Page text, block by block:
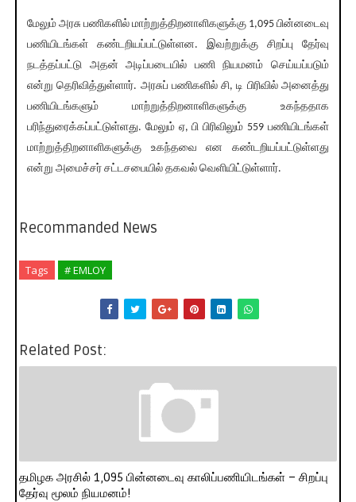
மேலும் அரசு பணிகளில் மாற்றுத்திறனாளிகளுக்கு 1,095 பின்னடைவு
பணியிடங்கள் கண்டறியப்பட்டுள்ளன. இவற்றுக்கு சிறப்பு தேர்வு
நடத்தப்பட்டு அதன் அடிப்படையில் பணி நியமனம் செய்யப்படும்
என்று தெரிவித்துள்ளார். அரசுப் பணிகளில் சி, டி பிரிவில் அனைத்து
பணியிடங்களும் மாற்றுத்திறனாளிகளுக்கு உகந்ததாக
பரிந்துரைக்கப்பட்டுள்ளது. மேலும் ஏ, பி பிரிவிலும் 559 பணியிடங்கள்
மாற்றுத்திறனாளிகளுக்கு உகந்தவை என கண்டறியப்பட்டுள்ளது
என்று அமைச்சர் சட்டசபையில் தகவல் வெளியிட்டுள்ளார்.
Recommanded News
Tags # EMLOY
Related Post:
தமிழக அரசில் 1,095 பின்னடைவு காலிப்பணியிடங்கள் – சிறப்பு
தேர்வு மூலம் நியமனம்!